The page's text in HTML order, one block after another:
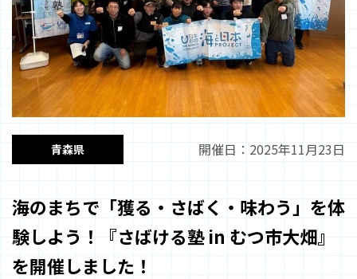
青森県 開催日：2025年11月23日
海のまちで「獲る・さばく・味わう」を体
験しよう！『さばける塾 in むつ市大畑』
を開催しました！